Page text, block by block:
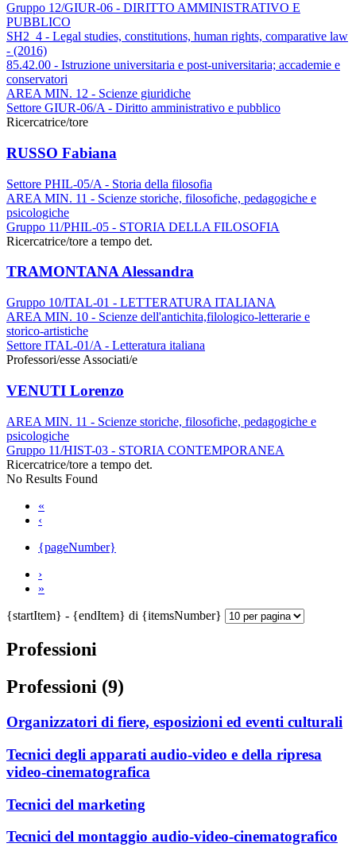
Gruppo 12/GIUR-06 - DIRITTO AMMINISTRATIVO E
PUBBLICO
SH2_4 - Legal studies, constitutions, human rights, comparative law
- (2016)
85.42.00 - Istruzione universitaria e post-universitaria; accademie e
conservatori
AREA MIN. 12 - Scienze giuridiche
Settore GIUR-06/A - Diritto amministrativo e pubblico
Ricercatrice/tore
RUSSO Fabiana
Settore PHIL-05/A - Storia della filosofia
AREA MIN. 11 - Scienze storiche, filosofiche, pedagogiche e
psicologiche
Gruppo 11/PHIL-05 - STORIA DELLA FILOSOFIA
Ricercatrice/tore a tempo det.
TRAMONTANA Alessandra
Gruppo 10/ITAL-01 - LETTERATURA ITALIANA
AREA MIN. 10 - Scienze dell'antichita,filologico-letterarie e
storico-artistiche
Settore ITAL-01/A - Letteratura italiana
Professori/esse Associati/e
VENUTI Lorenzo
AREA MIN. 11 - Scienze storiche, filosofiche, pedagogiche e
psicologiche
Gruppo 11/HIST-03 - STORIA CONTEMPORANEA
Ricercatrice/tore a tempo det.
No Results Found
«
‹
{pageNumber}
›
»
{startItem} - {endItem} di {itemsNumber}
Professioni
Professioni (9)
Organizzatori di fiere, esposizioni ed eventi culturali
Tecnici degli apparati audio-video e della ripresa
video-cinematografica
Tecnici del marketing
Tecnici del montaggio audio-video-cinematografico